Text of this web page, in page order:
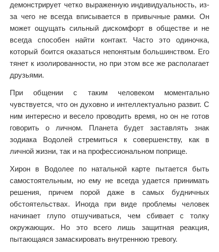
демонстрирует четко выраженную индивидуальность, из-
за чего не всегда вписывается в привычные рамки. Он
может ощущать сильный дискомфорт в обществе и не
всегда способен найти контакт. Часто это одиночка,
который боится оказаться непонятым большинством. Его
тянет к изолированности, но при этом все же располагает
друзьями.
При общении с таким человеком моментально
чувствуется, что он духовно и интеллектуально развит. С
ним интересно и весело проводить время, но он не готов
говорить о личном. Планета будет заставлять знак
зодиака Водолей стремиться к совершенству, как в
личной жизни, так и на профессиональном поприще.
Хирон в Водолее по натальной карте пытается быть
самостоятельным, но ему не всегда удается принимать
решения, причем порой даже в самых будничных
обстоятельствах. Иногда при виде проблемы человек
начинает глупо отшучиваться, чем сбивает с толку
окружающих. Но это всего лишь защитная реакция,
пытающаяся замаскировать внутреннюю тревогу.